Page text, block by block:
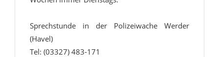
Sprechstunde in der Polizeiwache Werder
(Havel)
Tel: (03327) 483-171